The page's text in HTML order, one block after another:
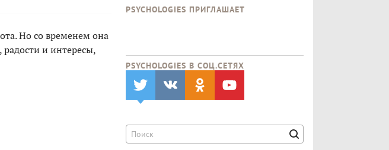
Но со временем она
и интересы,
PSYCHOLOGIES ПРИГЛАШАЕТ
PSYCHOLOGIES В CОЦ.СЕТЯХ